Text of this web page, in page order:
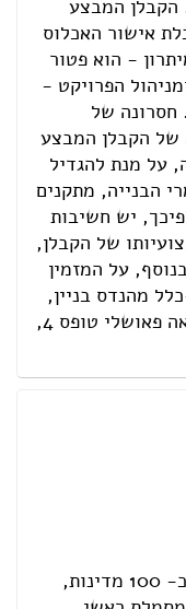
הקבלן המבצע
אישור האכלוס
- הוא פטור
הפרויקט -
חסרונה של
של הקבלן המבצע
על מנת להגדיל
הבנייה, מתקנים
יש חשיבות
של הקבלן,
על המזמין
מהנדס בניין,
שיפקח מקרוב על עבודת הקבלן (ראה פאושלי טופס 4,
תקנים לאומיים העוסקים בתקינה בכ- 100 מדינות,